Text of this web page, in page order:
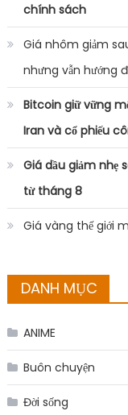
chính sách
Giá nhôm giảm
nhưng vẫn hướng
Bitcoin giữ vững
Iran và cổ phiếu
Giá dầu giảm nhẹ
từ tháng 8
Giá vàng thế giới
DANH MỤC
ANIME
Buôn chuyện
Đời sống